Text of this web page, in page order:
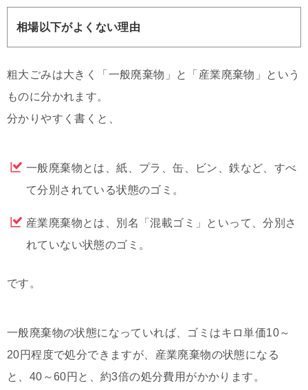
相場以下がよくない理由
粗大ごみは大きく「一般廃棄物」と「産業廃棄物」という
ものに分かれます。
分かりやすく書くと、
一般廃棄物とは、紙、プラ、缶、ビン、鉄など、すべ
て分別されている状態のゴミ。
産業廃棄物とは、別名「混載ゴミ」といって、分別さ
れていない状態のゴミ。
です。
一般廃棄物の状態になっていれば、ゴミはキロ単価10～
20円程度で処分できますが、産業廃棄物の状態になる
と、40～60円と、約3倍の処分費用がかかります。